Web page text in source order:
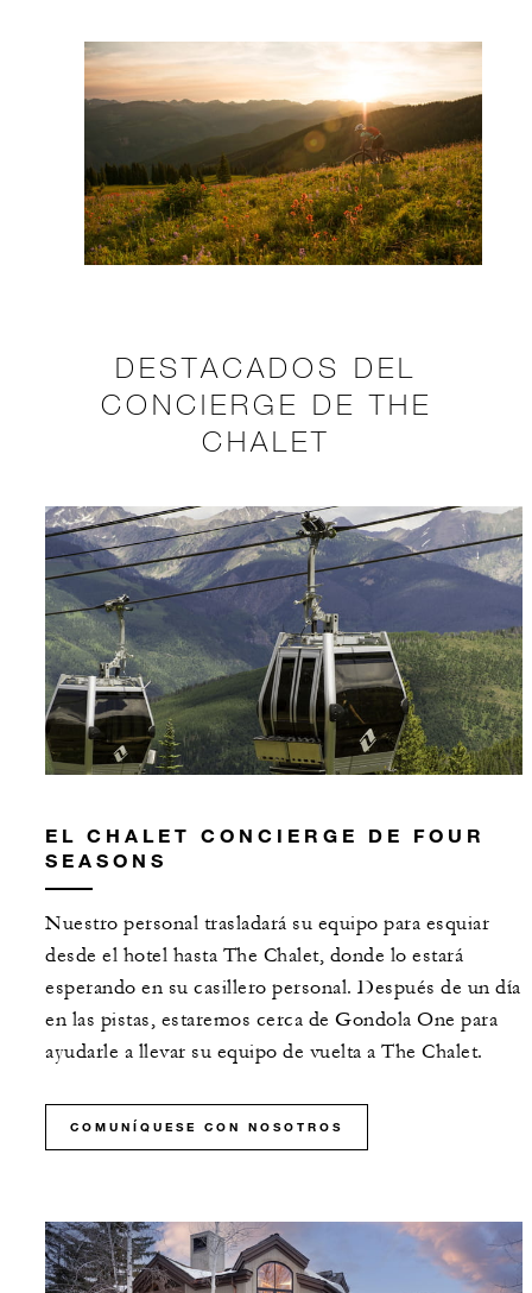
DESTACADOS DEL
CONCIERGE DE THE
CHALET
EL CHALET CONCIERGE DE FOUR
SEASONS
Nuestro personal trasladará su equipo para esquiar
desde el hotel hasta The Chalet, donde lo estará
esperando en su casillero personal. Después de un día
en las pistas, estaremos cerca de Gondola One para
ayudarle a llevar su equipo de vuelta a The Chalet.
COMUNÍQUESE CON NOSOTROS